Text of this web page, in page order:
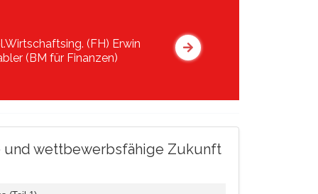
(FH) Erwin
(BM für Finanzen)
und wettbewerbsfähige Zukunft